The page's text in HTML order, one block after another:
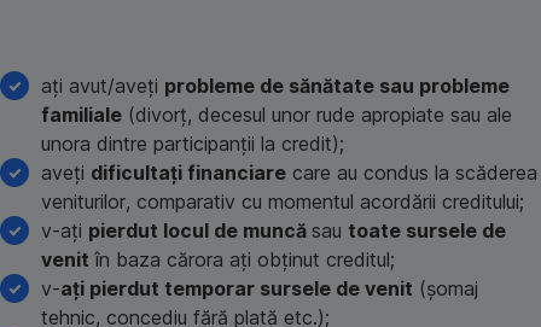
ați avut/aveți probleme de sănătate sau probleme
familiale (divorț, decesul unor rude apropiate sau ale
unora dintre participanții la credit);
aveți dificultați financiare care au condus la scăderea
veniturilor, comparativ cu momentul acordării creditului;
v-ați pierdut locul de muncă sau toate sursele de
venit în baza cărora ați obținut creditul;
v-ați pierdut temporar sursele de venit (șomaj
tehnic, concediu fără plată etc.);